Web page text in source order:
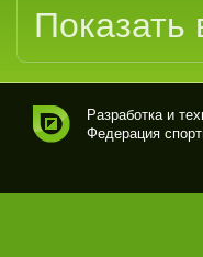
Показать
вно
Разработка и
Федерация